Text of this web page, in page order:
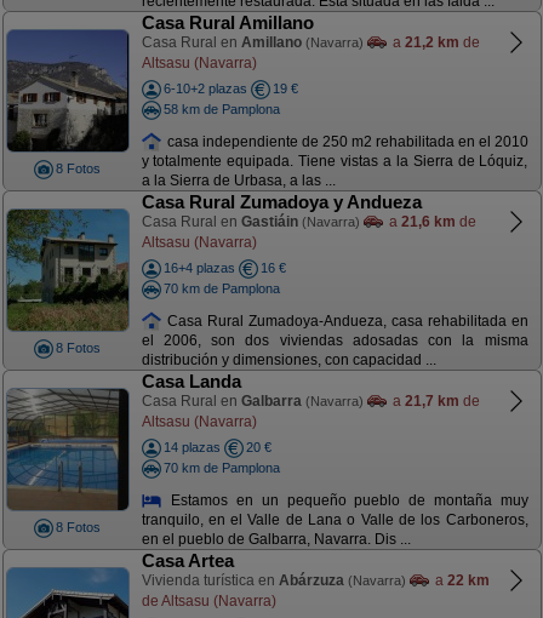
8 Fotos
Casa Rural Amillano
Casa Rural en Amillano (Navarra) a 21,2 km de
Altsasu (Navarra)
6-10+2 plazas
19 €
58 km de Pamplona
casa independiente de 250 m2 rehabilitada en el 2010
y totalmente equipada. Tiene vistas a la Sierra de Lóquiz,
a la Sierra de Urbasa, a las ...
8 Fotos
Casa Rural Zumadoya y Andueza
Casa Rural en Gastiáin (Navarra) a 21,6 km de
Altsasu (Navarra)
16+4 plazas
16 €
70 km de Pamplona
Casa Rural Zumadoya-Andueza, casa rehabilitada en
el 2006, son dos viviendas adosadas con la misma
distribución y dimensiones, con capacidad ...
8 Fotos
Casa Landa
Casa Rural en Galbarra (Navarra) a 21,7 km de
Altsasu (Navarra)
14 plazas
20 €
70 km de Pamplona
Estamos en un pequeño pueblo de montaña muy
tranquilo, en el Valle de Lana o Valle de los Carboneros,
en el pueblo de Galbarra, Navarra. Dis ...
Casa Artea
Vivienda turística en Abárzuza (Navarra) a 22 km
de Altsasu (Navarra)